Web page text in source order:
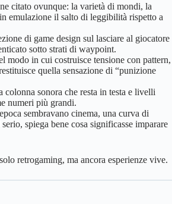
citato ovunque: la varietà di mondi, la
emulazione il salto di leggibilità rispetto a
di game design sul lasciare al giocatore
sotto strati di waypoint.
in cui costruisce tensione con pattern,
quella sensazione di “punizione
sonora che resta in testa e livelli
numeri più grandi.
sembravano cinema, una curva di
spiega bene cosa significasse imparare
retrogaming, ma ancora esperienze vive.